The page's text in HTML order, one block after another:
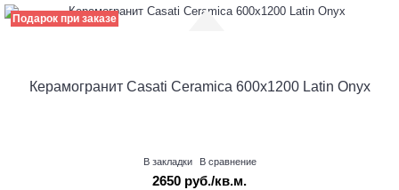
Подарок при заказе
Керамогранит Casati Ceramica 600х1200 Latin Onyx
В закладки В сравнение
2650 руб./кв.м.